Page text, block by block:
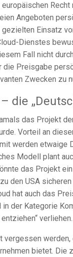
Recht
Angeboten
Einsatz
Dienstes
Fall nicht
die Preisgabe
Zwecken zu
die
das Projekt
Vorteil an
werden
Modell plant
das Projekt
den USA
hat auch das
der Kategorie
verliehen.
bietet. Die